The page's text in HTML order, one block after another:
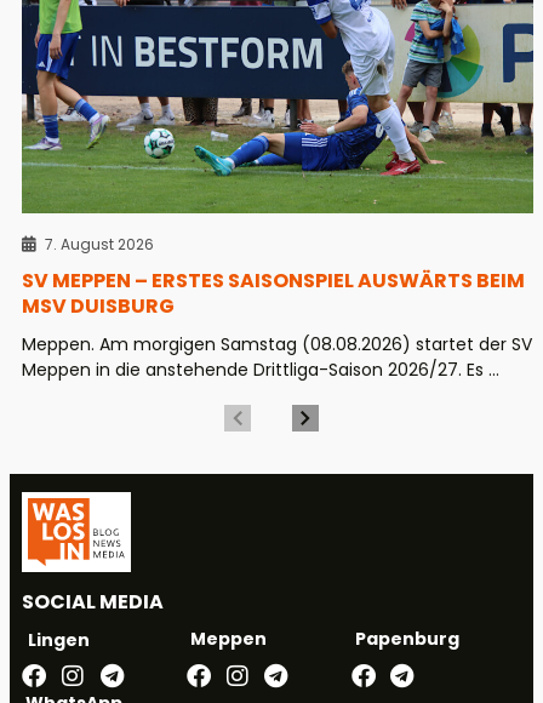
7. August 2026
SV MEPPEN – ERSTES SAISONSPIEL AUSWÄRTS BEIM
MSV DUISBURG
Meppen. Am morgigen Samstag (08.08.2026) startet der SV
Meppen in die anstehende Drittliga-Saison 2026/27. Es ...
SOCIAL MEDIA
Lingen Meppen Papenburg